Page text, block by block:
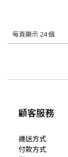
每頁顯示 24 個
顧客服務
運送方式
付款方式